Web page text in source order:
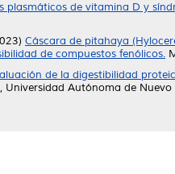
plasmáticos de vitamina D y
Cáscara de pitahaya
de compuestos fenólicos.
de la digestibilidad
Universidad Autónoma de Nuevo